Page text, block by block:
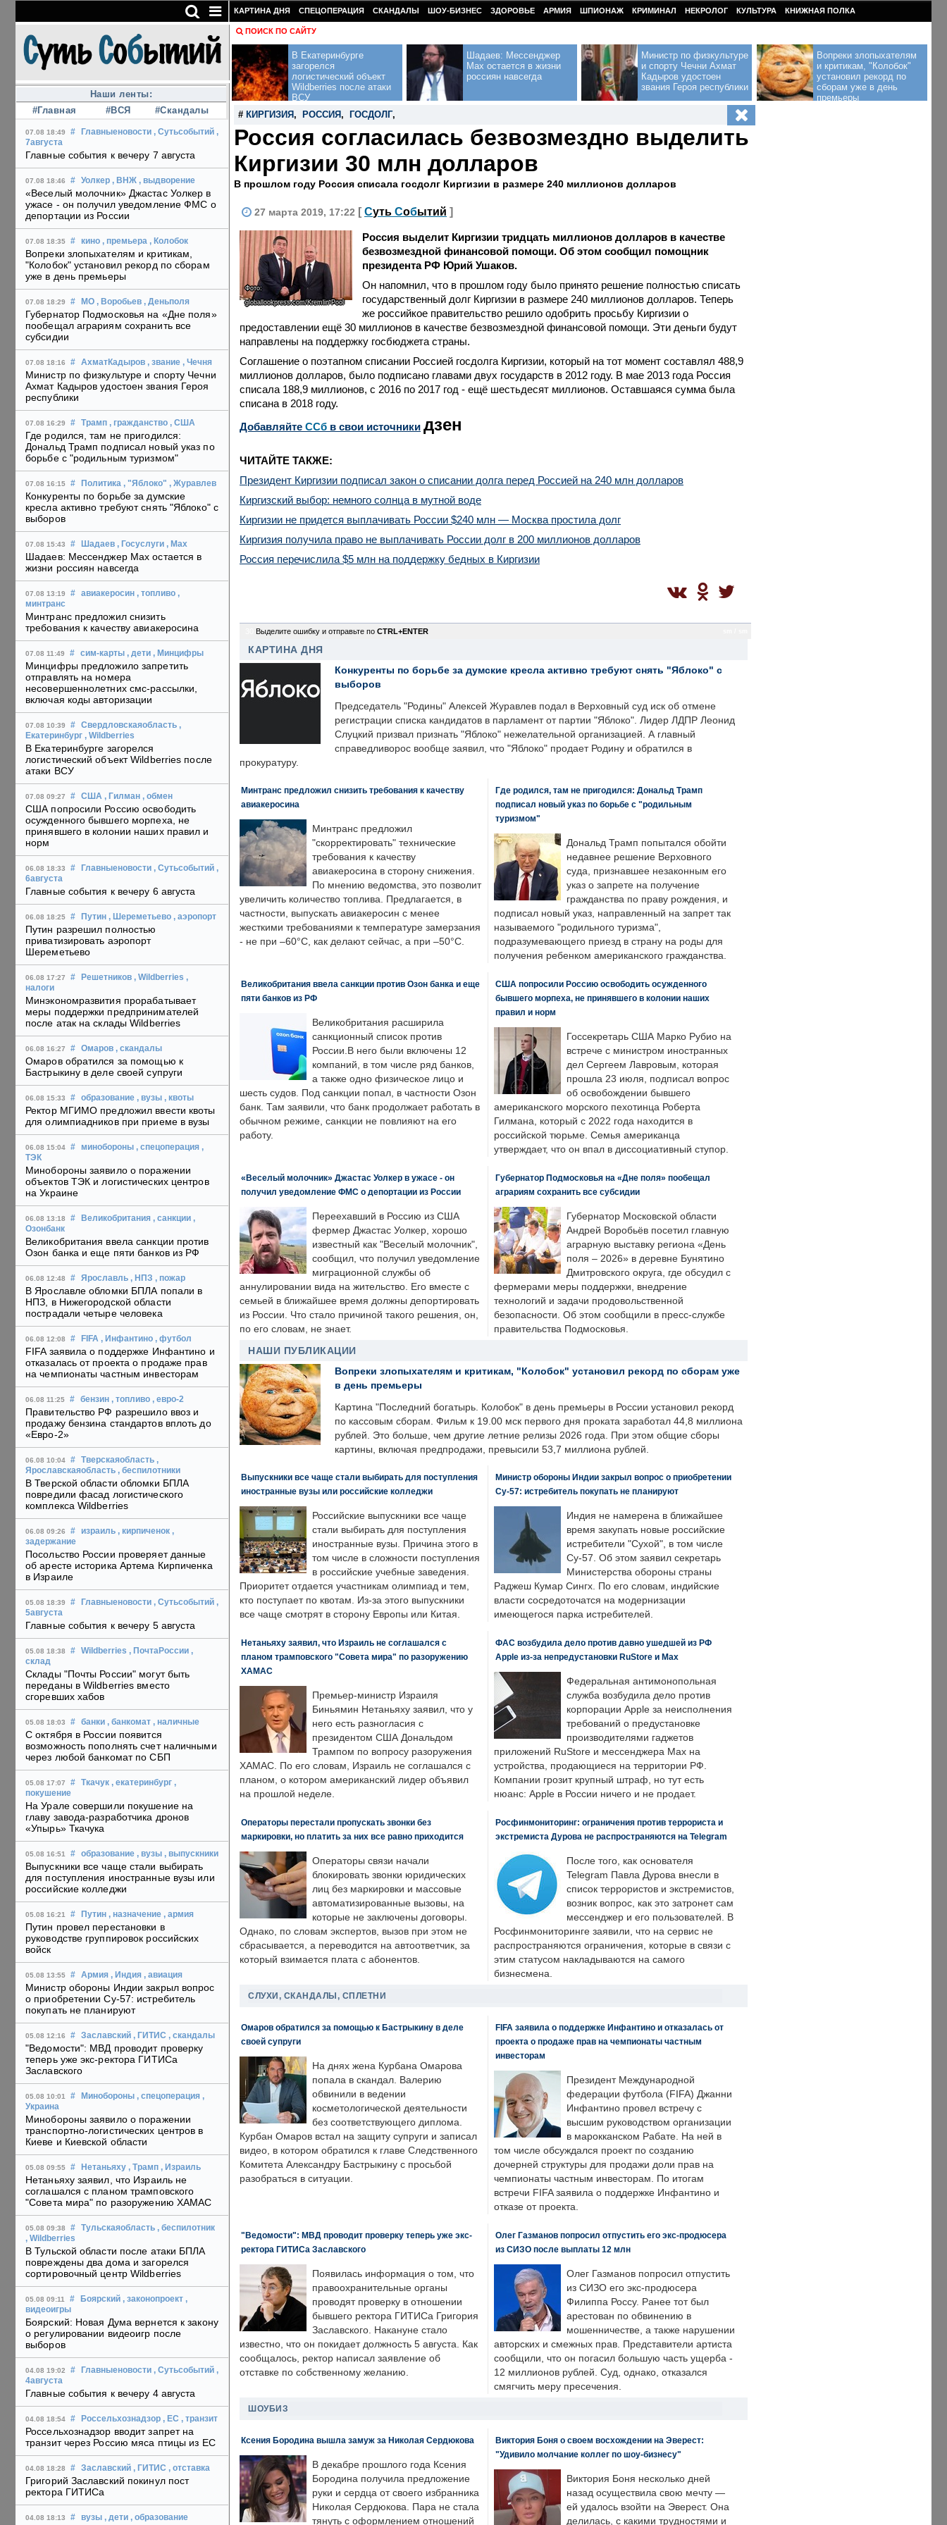
Наши ленты:
#Главная
#ВСЯ #Скандалы
07.08 18:49 # Главныеновости , Сутьсобытий ,
7августа
Главные события к вечеру 7 августа
07.08 18:46 # Уолкер , ВНЖ , выдворение
«Веселый молочник» Джастас Уолкер в
ужасе - он получил уведомление ФМС о
депортации из России
07.08 18:35 # кино , премьера , Колобок
Вопреки злопыхателям и критикам,
"Колобок" установил рекорд по сборам
уже в день премьеры
07.08 18:29 # МО , Воробьев , Деньполя
Губернатор Подмосковья на «Дне поля»
пообещал аграриям сохранить все
субсидии
07.08 18:16 # АхматКадыров , звание , Чечня
Министр по физкультуре и спорту Чечни
Ахмат Кадыров удостоен звания Героя
республики
07.08 16:29 # Трамп , гражданство , США
Где родился, там не пригодился:
Дональд Трамп подписал новый указ по
борьбе с "родильным туризмом"
07.08 16:15 # Политика , "Яблоко" , Журавлев
Конкуренты по борьбе за думские
кресла активно требуют снять "Яблоко" с
выборов
07.08 15:43 # Шадаев , Госуслуги , Max
Шадаев: Мессенджер Max остается в
жизни россиян навсегда
07.08 13:19 # авиакеросин , топливо ,
минтранс
Минтранс предложил снизить
требования к качеству авиакеросина
07.08 11:49 # сим-карты , дети , Минцифры
Минцифры предложило запретить
отправлять на номера
несовершеннолетних смс-рассылки,
включая коды авторизации
07.08 10:39 # Свердловскаяобласть ,
Екатеринбург , Wildberries
В Екатеринбурге загорелся
логистический объект Wildberries после
атаки ВСУ
07.08 09:27 # США , Гилман , обмен
США попросили Россию освободить
осужденного бывшего морпеха, не
принявшего в колонии наших правил и
норм
06.08 18:33 # Главныеновости , Сутьсобытий ,
6августа
Главные события к вечеру 6 августа
06.08 18:25 # Путин , Шереметьево , аэропорт
Путин разрешил полностью
приватизировать аэропорт
Шереметьево
06.08 17:27 # Решетников , Wildberries ,
налоги
Минэкономразвития прорабатывает
меры поддержки предпринимателей
после атак на склады Wildberries
06.08 16:27 # Омаров , скандалы
Омаров обратился за помощью к
Бастрыкину в деле своей супруги
06.08 15:33 # образование , вузы , квоты
Ректор МГИМО предложил ввести квоты
для олимпиадников при приеме в вузы
06.08 15:04 # минобороны , спецоперация ,
ТЭК
Минобороны заявило о поражении
объектов ТЭК и логистических центров
на Украине
06.08 13:18 # Великобритания , санкции ,
Озонбанк
Великобритания ввела санкции против
Озон банка и еще пяти банков из РФ
06.08 12:48 # Ярославль , НПЗ , пожар
В Ярославле обломки БПЛА попали в
НПЗ, в Нижегородской области
пострадали четыре человека
06.08 12:08 # FIFA , Инфантино , футбол
FIFA заявила о поддержке Инфантино и
отказалась от проекта о продаже прав
на чемпионаты частным инвесторам
06.08 11:25 # бензин , топливо , евро-2
Правительство РФ разрешило ввоз и
продажу бензина стандартов вплоть до
«Евро-2»
06.08 10:04 # Тверскаяобласть ,
Ярославскаяобласть , беспилотники
В Тверской области обломки БПЛА
повредили фасад логистического
комплекса Wildberries
06.08 09:26 # израиль , кирпиченок ,
задержание
Посольство России проверяет данные
об аресте историка Артема Кирпиченка
в Израиле
05.08 18:39 # Главныеновости , Сутьсобытий ,
5августа
Главные события к вечеру 5 августа
05.08 18:38 # Wildberries , ПочтаРоссии ,
склад
Склады "Почты России" могут быть
переданы в Wildberries вместо
сгоревших хабов
05.08 18:03 # банки , банкомат , наличные
С октября в России появится
возможность пополнять счет наличными
через любой банкомат по СБП
05.08 17:07 # Ткачук , екатеринбург ,
покушение
На Урале совершили покушение на
главу завода-разработчика дронов
«Упырь» Ткачука
05.08 16:51 # образование , вузы , выпускники
Выпускники все чаще стали выбирать
для поступления иностранные вузы или
российские колледжи
05.08 16:21 # Путин , назначение , армия
Путин провел перестановки в
руководстве группировок российских
войск
05.08 13:55 # Армия , Индия , авиация
Министр обороны Индии закрыл вопрос
о приобретении Су-57: истребитель
покупать не планируют
05.08 12:16 # Заславский , ГИТИС , скандалы
"Ведомости": МВД проводит проверку
теперь уже экс-ректора ГИТИСа
Заславского
05.08 10:01 # Минобороны , спецоперация ,
Украина
Минобороны заявило о поражении
транспортно-логистических центров в
Киеве и Киевской области
05.08 09:55 # Нетаньяху , Трамп , Израиль
Нетаньяху заявил, что Израиль не
соглашался с планом трамповского
"Совета мира" по разоружению ХАМАС
05.08 09:38 # Тульскаяобласть , беспилотник
, Wildberries
В Тульской области после атаки БПЛА
повреждены два дома и загорелся
сортировочный центр Wildberries
05.08 09:11 # Боярский , законопроект ,
видеоигры
Боярский: Новая Дума вернется к закону
о регулировании видеоигр после
выборов
04.08 19:02 # Главныеновости , Сутьсобытий ,
4августа
Главные события к вечеру 4 августа
04.08 18:54 # Россельхознадзор , ЕС , транзит
Россельхознадзор вводит запрет на
транзит через Россию мяса птицы из ЕС
04.08 18:28 # Заславский , ГИТИС , отставка
Григорий Заславский покинул пост
ректора ГИТИСа
04.08 18:13 # вузы , дети , образование
КАРТИНА ДНЯ СПЕЦОПЕРАЦИЯ СКАНДАЛЫ ШОУ-БИЗНЕС ЗДОРОВЬЕ АРМИЯ ШПИОНАЖ КРИМИНАЛ НЕКРОЛОГ КУЛЬТУРА КНИЖНАЯ ПОЛКА
ПОИСК ПО САЙТУ
В Екатеринбурге
загорелся
логистический объект
Wildberries после атаки
ВСУ
Шадаев: Мессенджер
Max остается в жизни
россиян навсегда
Министр по физкультуре
и спорту Чечни Ахмат
Кадыров удостоен
звания Героя республики
Вопреки злопыхателям
и критикам, "Колобок"
установил рекорд по
сборам уже в день
премьеры
# КИРГИЗИЯ , РОССИЯ , ГОСДОЛГ,
Россия согласилась безвозмездно выделить
Киргизии 30 млн долларов
В прошлом году Россия списала госдолг Киргизии в размере 240 миллионов долларов
27 марта 2019, 17:22 [ Суть Событий ]
Фото:
globallookpress.com/Kremlin Pool
Россия выделит Киргизии тридцать миллионов долларов в качестве
безвозмездной финансовой помощи. Об этом сообщил помощник
президента РФ Юрий Ушаков.
Он напомнил, что в прошлом году было принято решение полностью списать
государственный долг Киргизии в размере 240 миллионов долларов. Теперь
же российкое правительство решило одобрить просьбу Киргизии о
предоставлении ещё 30 миллионов в качестве безвозмездной финансовой помощи. Эти деньги будут
направлены на поддержку госбюджета страны.
Соглашение о поэтапном списании Россией госдолга Киргизии, который на тот момент составлял 488,9
миллионов долларов, было подписано главами двух государств в 2012 году. В мае 2013 года Россия
списала 188,9 миллионов, с 2016 по 2017 год - ещё шестьдесят миллионов. Оставшаяся сумма была
списана в 2018 году.
Добавляйте CСб в свои источники дзен
ЧИТАЙТЕ ТАКЖЕ:
Президент Киргизии подписал закон о списании долга перед Россией на 240 млн долларов
Киргизский выбор: немного солнца в мутной воде
Киргизии не придется выплачивать России $240 млн — Москва простила долг
Киргизия получила право не выплачивать России долг в 200 миллионов долларов
Россия перечислила $5 млн на поддержку бедных в Киргизии
Выделите ошибку и отправьте по CTRL+ENTER
КАРТИНА ДНЯ
Конкуренты по борьбе за думские кресла активно требуют снять "Яблоко" с
выборов
Председатель "Родины" Алексей Журавлев подал в Верховный суд иск об отмене
регистрации списка кандидатов в парламент от партии "Яблоко". Лидер ЛДПР Леонид
Слуцкий призвал признать "Яблоко" нежелательной организацией. А главный
справедливорос вообще заявил, что "Яблоко" продает Родину и обратился в
прокуратуру.
Минтранс предложил снизить требования к качеству
авиакеросина
Минтранс предложил
"скорректировать" технические
требования к качеству
авиакеросина в сторону снижения.
По мнению ведомства, это позволит
увеличить количество топлива. Предлагается, в
частности, выпускать авиакеросин с менее
жесткими требованиями к температуре замерзания
- не при –60°C, как делают сейчас, а при –50°C.
Где родился, там не пригодился: Дональд Трамп
подписал новый указ по борьбе с "родильным
туризмом"
Дональд Трамп попытался обойти
недавнее решение Верховного
суда, признавшее незаконным его
указ о запрете на получение
гражданства по праву рождения, и
подписал новый указ, направленный на запрет так
называемого "родильного туризма",
подразумевающего приезд в страну на роды для
получения ребенком американского гражданства.
Великобритания ввела санкции против Озон банка и еще
пяти банков из РФ
Великобритания расширила
санкционный список против
России.В него были включены 12
компаний, в том числе ряд банков,
а также одно физическое лицо и
шесть судов. Под санкции попал, в частности Озон
банк. Там заявили, что банк продолжает работать в
обычном режиме, санкции не повлияют на его
работу.
США попросили Россию освободить осужденного
бывшего морпеха, не принявшего в колонии наших
правил и норм
Госсекретарь США Марко Рубио на
встрече с министром иностранных
дел Сергеем Лавровым, которая
прошла 23 июля, подписал вопрос
об освобождении бывшего
американского морского пехотинца Роберта
Гилмана, который с 2022 года находится в
российской тюрьме. Семья американца
утверждает, что он впал в диссоциативный ступор.
«Веселый молочник» Джастас Уолкер в ужасе - он
получил уведомление ФМС о депортации из России
Переехавший в Россию из США
фермер Джастас Уолкер, хорошо
известный как "Веселый молочник",
сообщил, что получил уведомление
миграционной службы об
аннулировании вида на жительство. Его вместе с
семьей в ближайшее время должны депортировать
из России. Что стало причиной такого решения, он,
по его словам, не знает.
Губернатор Подмосковья на «Дне поля» пообещал
аграриям сохранить все субсидии
Губернатор Московской области
Андрей Воробьёв посетил главную
аграрную выставку региона «День
поля – 2026» в деревне Бунятино
Дмитровского округа, где обсудил с
фермерами меры поддержки, внедрение
технологий и задачи продовольственной
безопасности. Об этом сообщили в пресс-службе
правительства Подмосковья.
НАШИ ПУБЛИКАЦИИ
Вопреки злопыхателям и критикам, "Колобок" установил рекорд по сборам уже
в день премьеры
Картина "Последний богатырь. Колобок" в день премьеры в России установил рекорд
по кассовым сборам. Фильм к 19.00 мск первого дня проката заработал 44,8 миллиона
рублей. Это больше, чем другие летние релизы 2026 года. При этом общие сборы
картины, включая предпродажи, превысили 53,7 миллиона рублей.
Выпускники все чаще стали выбирать для поступления
иностранные вузы или российские колледжи
Российские выпускники все чаще
стали выбирать для поступления
иностранные вузы. Причина этого в
том числе в сложности поступления
в российские учебные заведения.
Приоритет отдается участникам олимпиад и тем,
кто поступает по квотам. Из-за этого выпускники
все чаще смотрят в сторону Европы или Китая.
Министр обороны Индии закрыл вопрос о приобретении
Су-57: истребитель покупать не планируют
Индия не намерена в ближайшее
время закупать новые российские
истребители "Сухой", в том числе
Су-57. Об этом заявил секретарь
Министерства обороны страны
Раджеш Кумар Сингх. По его словам, индийские
власти сосредоточатся на модернизации
имеющегося парка истребителей.
Нетаньяху заявил, что Израиль не соглашался с
планом трамповского "Совета мира" по разоружению
ХАМАС
Премьер-министр Израиля
Биньямин Нетаньяху заявил, что у
него есть разногласия с
президентом США Дональдом
Трампом по вопросу разоружения
ХАМАС. По его словам, Израиль не соглашался с
планом, о котором американский лидер объявил
на прошлой неделе.
ФАС возбудила дело против давно ушедшей из РФ
Apple из-за непредустановки RuStore и Max
Федеральная антимонопольная
служба возбудила дело против
корпорации Apple за неисполнения
требований о предустановке
производителями гаджетов
приложений RuStore и мессенджера Max на
устройства, продающиеся на территории РФ.
Компании грозит крупный штраф, но тут есть
нюанс: Apple в России ничего и не продает.
Операторы перестали пропускать звонки без
маркировки, но платить за них все равно приходится
Операторы связи начали
блокировать звонки юридических
лиц без маркировки и массовые
автоматизированные вызовы, на
которые не заключены договоры.
Однако, по словам экспертов, вызов при этом не
сбрасывается, а переводится на автоответчик, за
который взимается плата с абонентов.
Росфинмониторинг: ограничения против террориста и
экстремиста Дурова не распространяются на Telegram
После того, как основателя
Telegram Павла Дурова внесли в
список террористов и экстремистов,
возник вопрос, как это затронет сам
мессенджер и его пользователей. В
Росфинмониторинге заявили, что на сервис не
распространяются ограничения, которые в связи с
этим статусом накладываются на самого
бизнесмена.
СЛУХИ, СКАНДАЛЫ, СПЛЕТНИ
Омаров обратился за помощью к Бастрыкину в деле
своей супруги
На днях жена Курбана Омарова
попала в скандал. Валерию
обвинили в ведении
косметологической деятельности
без соответствующего диплома.
Курбан Омаров встал на защиту супруги и записал
видео, в котором обратился к главе Следственного
Комитета Александру Бастрыкину с просьбой
разобраться в ситуации.
FIFA заявила о поддержке Инфантино и отказалась от
проекта о продаже прав на чемпионаты частным
инвесторам
Президент Международной
федерации футбола (FIFA) Джанни
Инфантино провел встречу с
высшим руководством организации
в марокканском Рабате. На ней в
том числе обсуждался проект по созданию
дочерней структуры для продажи доли прав на
чемпионаты частным инвесторам. По итогам
встречи FIFA заявила о поддержке Инфантино и
отказе от проекта.
"Ведомости": МВД проводит проверку теперь уже экс-
ректора ГИТИСа Заславского
Появилась информация о том, что
правоохранительные органы
проводят проверку в отношении
бывшего ректора ГИТИСа Григория
Заславского. Накануне стало
известно, что он покидает должность 5 августа. Как
сообщалось, ректор написал заявление об
отставке по собственному желанию.
Олег Газманов попросил отпустить его экс-продюсера
из СИЗО после выплаты 12 млн
Олег Газманов попросил отпустить
из СИЗО его экс-продюсера
Филиппа Россу. Ранее тот был
арестован по обвинению в
мошенничестве, а также нарушении
авторских и смежных прав. Представители артиста
сообщили, что он погасил большую часть ущерба -
12 миллионов рублей. Суд, однако, отказался
смягчить меру пресечения.
ШОУБИЗ
Ксения Бородина вышла замуж за Николая Сердюкова
В декабре прошлого года Ксения
Бородина получила предложение
руки и сердца от своего избранника
Николая Сердюкова. Пара не стала
тянуть с оформлением отношений
Виктория Боня о своем восхождении на Эверест:
"Удивило молчание коллег по шоу-бизнесу"
Виктория Боня несколько дней
назад осуществила свою мечту —
ей удалось взойти на Эверест. Она
делилась, с какими трудностями и